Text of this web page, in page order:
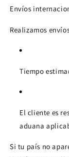
Envíos
Realizamos
Tiempo
El cliente es
aduana
Si tu país no